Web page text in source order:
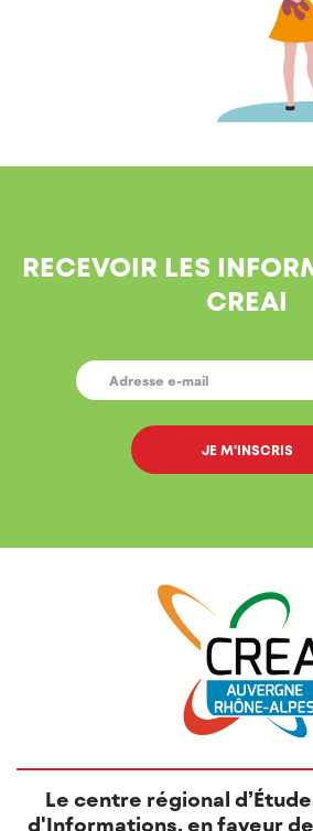
RECEVOIR LES
CREAI
E-
MAIL *
Le centre régional
d'Informations, en faveur